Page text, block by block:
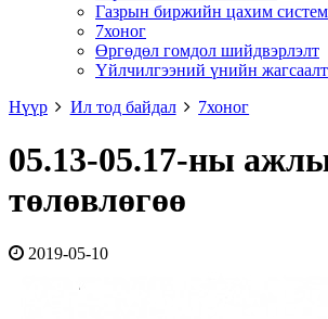
Газрын биржийн цахим систем
7хоног
Өргөдөл гомдол шийдвэрлэлт
Үйлчилгээний үнийн жагсаалт
Нүүр
Ил тод байдал 7хоног
05.13-05.17-ны
төлөвлөгөө
2019-05-10